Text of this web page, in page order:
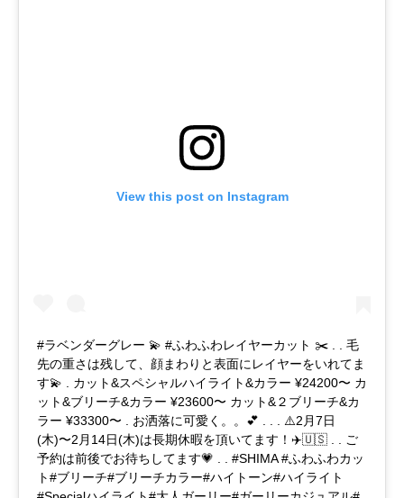
View this post on Instagram
#ラベンダーグレー 💫 #ふわふわレイヤーカット ✂️ . . 毛
先の重さは残して、顔まわりと表面にレイヤーをいれてま
す💫 . カット&スペシャルハイライト&カラー ¥24200〜 カ
ット&ブリーチ&カラー ¥23600〜 カット&２ブリーチ&カ
ラー ¥33300〜 . お洒落に可愛く。。💕 . . . ⚠️2月7日
(木)〜2月14日(木)は長期休暇を頂いてます！✈️🇺🇸 . . ご
予約は前後でお待ちしてます💗 . . #SHIMA #ふわふわカッ
ト#ブリーチ#ブリーチカラー#ハイトーン#ハイライト